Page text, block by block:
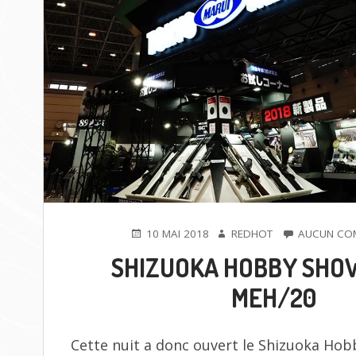
PUBLIÉ10 MAI 2018 AUTEUR
REDHOT AUCUN
SHIZUOKA HOBBY
MEH/20
Cette nuit a donc ouvert le Shizuoka